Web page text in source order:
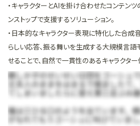
・キャラクターとAIを掛け合わせたコンテン
ンストップで支援するソリューション。
・日本的なキャラクター表現に特化した合成
らしい応答、振る舞いを生成する大規模言
せることで、自然で一貫性のあるキャラクター